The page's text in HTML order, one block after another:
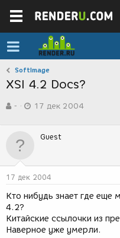
SoftImage
XSI 4.2 Docs?
в
р
м
-
а
д
н
я
17 дек 2004
Guest
17 дек 2004
Кто нибудь знает где еще
4.2?
Китайские ссылочки из
Наверное уже умерли.